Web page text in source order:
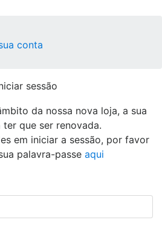
conta
sessão
da nossa nova loja, a sua
que ser renovada.
em iniciar a sessão, por favor
palavra-passe aqui